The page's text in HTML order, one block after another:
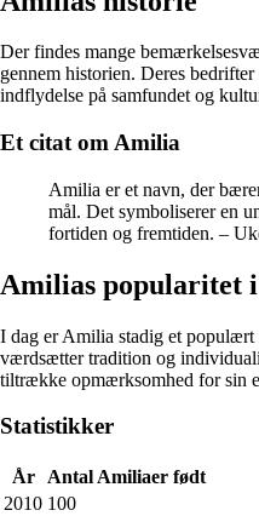
Der findes mange
gennem historien. Deres
indflydelse på samfundet og
Et citat om Amilia
Amilia er et navn, der
mål. Det symboliserer en
fortiden og fremtiden. –
Amilias popularitet
I dag er Amilia stadig et
værdsætter tradition og
tiltrække opmærksomhed for sin
Statistikker
År
Antal Amiliaer født
2010 100